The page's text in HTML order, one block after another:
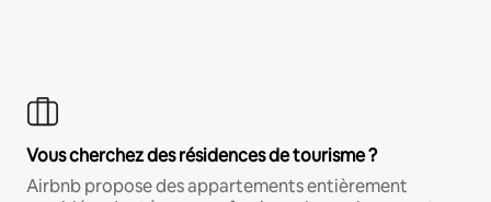
Vous cherchez des résidences de tourisme ?
Airbnb propose des appartements entièrement